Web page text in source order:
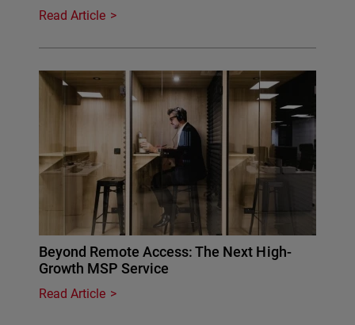
Read Article
Beyond Remote Access: The Next High-
Growth MSP Service
Read Article